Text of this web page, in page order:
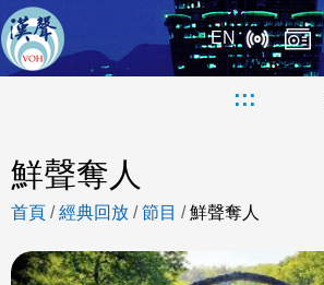
EN
:::
鮮聲奪人
首頁 /經典回放 /節目 /鮮聲奪人